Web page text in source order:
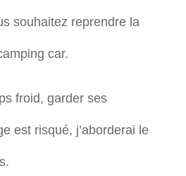
souhaitez reprendre la
car.
froid, garder ses
est risqué, j’aborderai le